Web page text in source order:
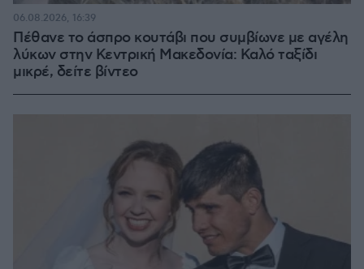
Πέθανε το άσπρο κουτάβι που συμβίωνε με αγέλη
λύκων στην Κεντρική Μακεδονία: Καλό ταξίδι
μικρέ, δείτε βίντεο
06.08.2026, 16:39